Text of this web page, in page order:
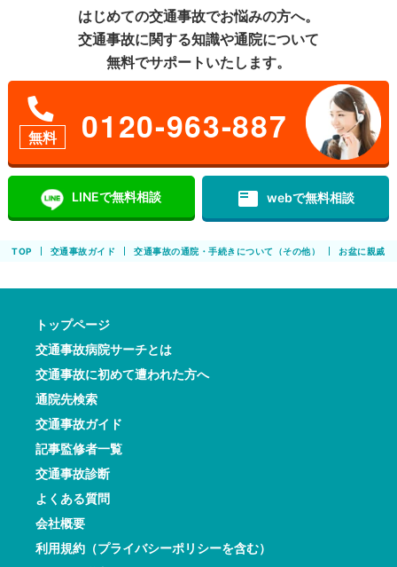
はじめての交通事故でお悩みの方へ。
交通事故に関する知識や通院について
無料でサポートいたします。
無料 0120-963-887
LINEで無料相談 featured_play_list webで無料相談
TOP 交通事故ガイド 交通事故の通院・手続きについて（その他） お盆に親戚
トップページ
交通事故病院サーチとは
交通事故に初めて遭われた方へ
通院先検索
交通事故ガイド
記事監修者一覧
交通事故診断
よくある質問
会社概要
利用規約（プライバシーポリシーを含む）